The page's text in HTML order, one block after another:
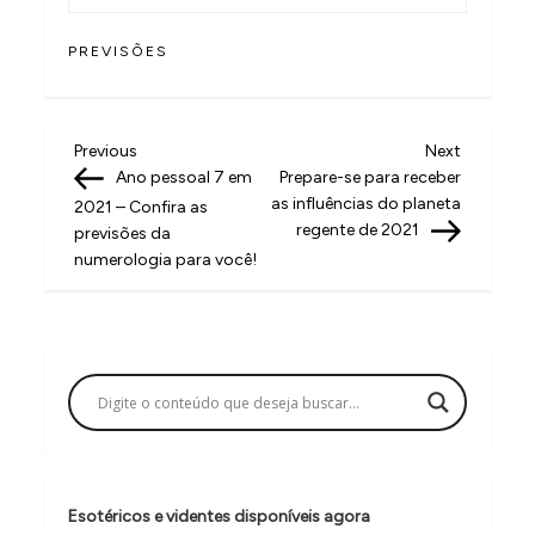
PREVISÕES
N
a
v
e
ç
ã
d
Previous
Post
Previous
Ano pessoal 7 em
2021 – Confira as
previsões da
numerologia para você!
Next
Post
Next
Prepare-se para receber
as influências do planeta
regente de 2021
Esotéricos e videntes disponíveis agora